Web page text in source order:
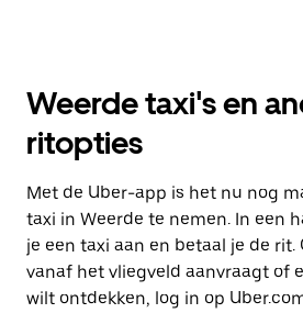
Weerde taxi's en
ritopties
Met de Uber-app is het nu nog
taxi in Weerde te nemen. In een
je een taxi aan en betaal je de rit.
vanaf het vliegveld aanvraagt of
wilt ontdekken, log in op